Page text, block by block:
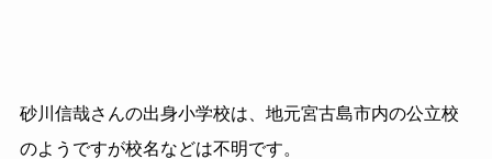
砂川信哉さんの出身小学校は、地元宮古島市内の公立校
のようですが校名などは不明です。